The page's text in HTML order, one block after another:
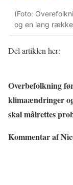
(Foto:
og en lang
Del artiklen her:
Overbefolkning
klimaændringer
skal målrettes
Kommentar af